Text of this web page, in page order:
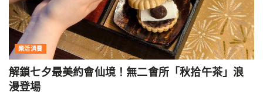
樂活消費
解鎖七夕最美約會仙境！無二會所「秋拾午茶」浪
漫登場